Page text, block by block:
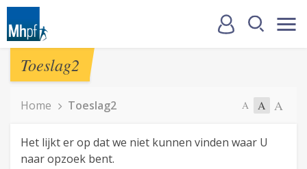
Toeslag2
Home Toeslag2 A A A
Het lijkt er op dat we niet kunnen vinden waar U
naar opzoek bent.